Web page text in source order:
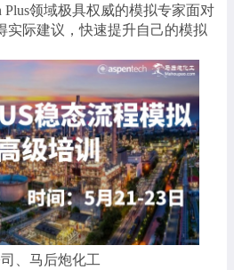
Plus领域极具权威的模拟专家面对
实际建议，快速提升自己的模拟
司、马后炮化工